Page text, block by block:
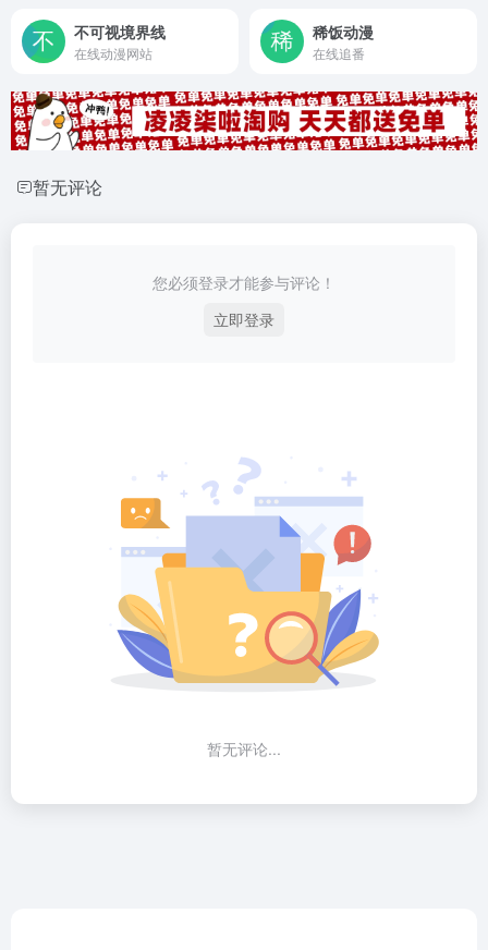
不可视境界线
在线动漫网站
稀饭动漫
在线追番
暂无评论
您必须登录才能参与评论！
立即登录
暂无评论...